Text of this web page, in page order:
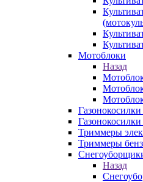
Мотоблоки
Назад
Триммеры
Триммеры
Назад